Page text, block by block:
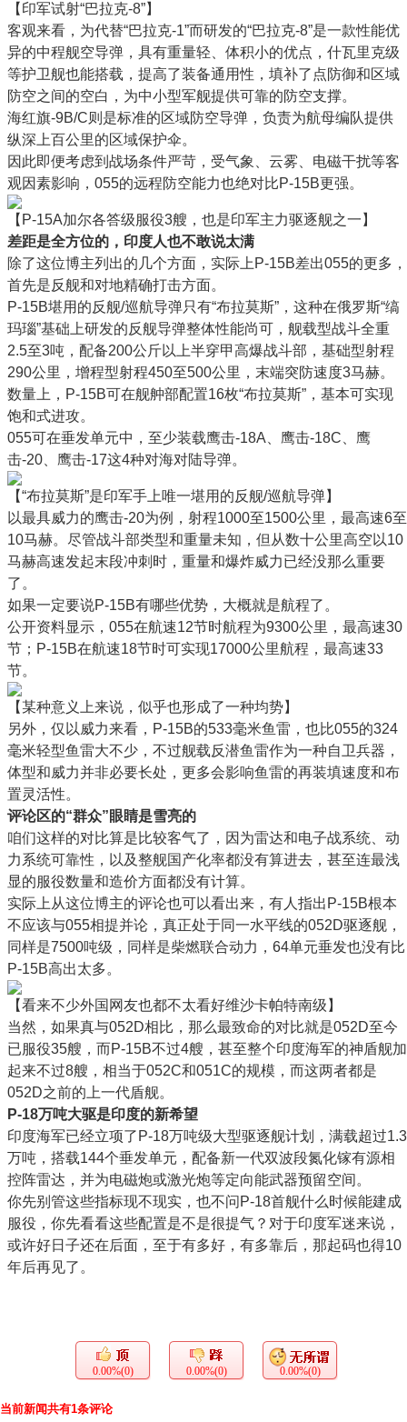
【印军试射“巴拉克-8”】
客观来看，为代替“巴拉克-1”而研发的“巴拉克-8”是一款性能优
异的中程舰空导弹，具有重量轻、体积小的优点，什瓦里克级
等护卫舰也能搭载，提高了装备通用性，填补了点防御和区域
防空之间的空白，为中小型军舰提供可靠的防空支撑。
海红旗-9B/C则是标准的区域防空导弹，负责为航母编队提供
纵深上百公里的区域保护伞。
因此即便考虑到战场条件严苛，受气象、云雾、电磁干扰等客
观因素影响，055的远程防空能力也绝对比P-15B更强。
【P-15A加尔各答级服役3艘，也是印军主力驱逐舰之一】
差距是全方位的，印度人也不敢说太满
除了这位博主列出的几个方面，实际上P-15B差出055的更多，
首先是反舰和对地精确打击方面。
P-15B堪用的反舰/巡航导弹只有“布拉莫斯”，这种在俄罗斯“缟
玛瑙”基础上研发的反舰导弹整体性能尚可，舰载型战斗全重
2.5至3吨，配备200公斤以上半穿甲高爆战斗部，基础型射程
290公里，增程型射程450至500公里，末端突防速度3马赫。
数量上，P-15B可在舰舯部配置16枚“布拉莫斯”，基本可实现
饱和式进攻。
055可在垂发单元中，至少装载鹰击-18A、鹰击-18C、鹰
击-20、鹰击-17这4种对海对陆导弹。
【“布拉莫斯”是印军手上唯一堪用的反舰/巡航导弹】
以最具威力的鹰击-20为例，射程1000至1500公里，最高速6至
10马赫。尽管战斗部类型和重量未知，但从数十公里高空以10
马赫高速发起末段冲刺时，重量和爆炸威力已经没那么重要
了。
如果一定要说P-15B有哪些优势，大概就是航程了。
公开资料显示，055在航速12节时航程为9300公里，最高速30
节；P-15B在航速18节时可实现17000公里航程，最高速33
节。
【某种意义上来说，似乎也形成了一种均势】
另外，仅以威力来看，P-15B的533毫米鱼雷，也比055的324
毫米轻型鱼雷大不少，不过舰载反潜鱼雷作为一种自卫兵器，
体型和威力并非必要长处，更多会影响鱼雷的再装填速度和布
置灵活性。
评论区的“群众”眼睛是雪亮的
咱们这样的对比算是比较客气了，因为雷达和电子战系统、动
力系统可靠性，以及整舰国产化率都没有算进去，甚至连最浅
显的服役数量和造价方面都没有计算。
实际上从这位博主的评论也可以看出来，有人指出P-15B根本
不应该与055相提并论，真正处于同一水平线的052D驱逐舰，
同样是7500吨级，同样是柴燃联合动力，64单元垂发也没有比
P-15B高出太多。
【看来不少外国网友也都不太看好维沙卡帕特南级】
当然，如果真与052D相比，那么最致命的对比就是052D至今
已服役35艘，而P-15B不过4艘，甚至整个印度海军的神盾舰加
起来不过8艘，相当于052C和051C的规模，而这两者都是
052D之前的上一代盾舰。
P-18万吨大驱是印度的新希望
印度海军已经立项了P-18万吨级大型驱逐舰计划，满载超过1.3
万吨，搭载144个垂发单元，配备新一代双波段氮化镓有源相
控阵雷达，并为电磁炮或激光炮等定向能武器预留空间。
你先别管这些指标现不现实，也不问P-18首舰什么时候能建成
服役，你先看看这些配置是不是很提气？对于印度军迷来说，
或许好日子还在后面，至于有多好，有多靠后，那起码也得10
年后再见了。
0.00%(0) 0.00%(0) 0.00%(0)
当前新闻共有1条评论